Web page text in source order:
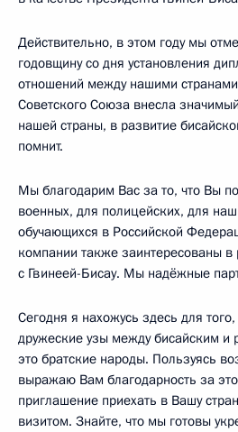
Действительно, в этом году мы
годовщину со дня установления
отношений между нашими
Советского Союза внесла
нашей страны, в развитие
помнит.
Мы благодарим Вас за то, что Вы
военных, для полицейских, для
обучающихся в Российской
компании также заинтересованы в
с Гвинеей-Бисау. Мы надёжные
Сегодня я нахожусь здесь для
дружеские узы между бисайским и
это братские народы. Пользуясь
выражаю Вам благодарность за
приглашение приехать в Вашу
визитом. Знайте, что мы готовы